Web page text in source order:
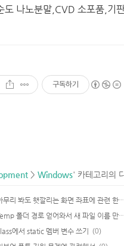
도 나노분말,CVD 소포품,기
구독하기
> Windows' 카테고리의
[MFC] 아무리 봐도 햇깔리는 화면 좌표에 관련 한 것..
[MFC] Temp 폴더 경로 얻어와서 새 파일 이름 만들기
에서 static 멤버 변수 쓰기
(0)